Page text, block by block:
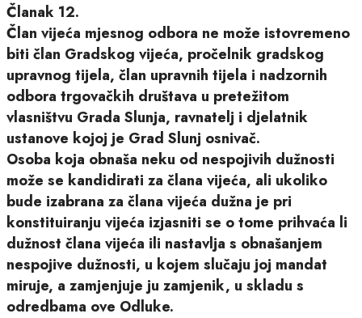
Članak 12.
Član vijeća mjesnog odbora ne može istovremeno
biti član Gradskog vijeća, pročelnik gradskog
upravnog tijela, član upravnih tijela i nadzornih
odbora trgovačkih društava u pretežitom
vlasništvu Grada Slunja, ravnatelj i djelatnik
ustanove kojoj je Grad Slunj osnivač.
Osoba koja obnaša neku od nespojivih dužnosti
može se kandidirati za člana vijeća, ali ukoliko
bude izabrana za člana vijeća dužna je pri
konstituiranju vijeća izjasniti se o tome prihvaća li
dužnost člana vijeća ili nastavlja s obnašanjem
nespojive dužnosti, u kojem slučaju joj mandat
miruje, a zamjenjuje ju zamjenik, u skladu s
odredbama ove Odluke.